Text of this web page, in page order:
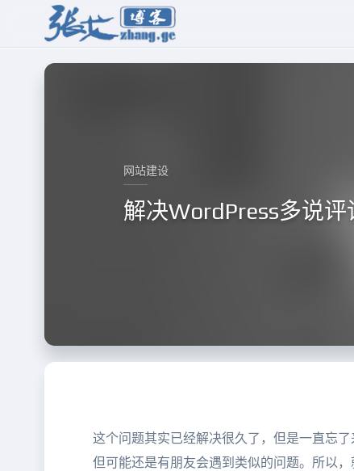
网站建设
解决WordPress多说
这个问题其实已经解决很久了，但是一直忘了
但可能还是有朋友会遇到类似的问题。所以